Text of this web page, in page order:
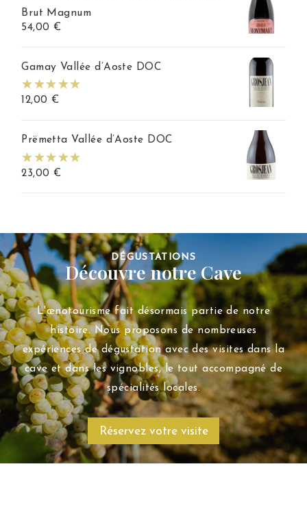
Brut Magnum
54,00 €
Gamay Vallée d’Aoste DOC
12,00 €
Prëmetta Vallée d’Aoste DOC
23,00 €
DÉGUSTATIONS
Découvre notre Cave
L'œnotourisme fait désormais partie de notre
histoire. Nous proposons de nombreuses
expériences de dégustation avec des visites dans la
cave et dans les vignobles, le tout accompagné de
spécialités locales.
Réservez votre visite